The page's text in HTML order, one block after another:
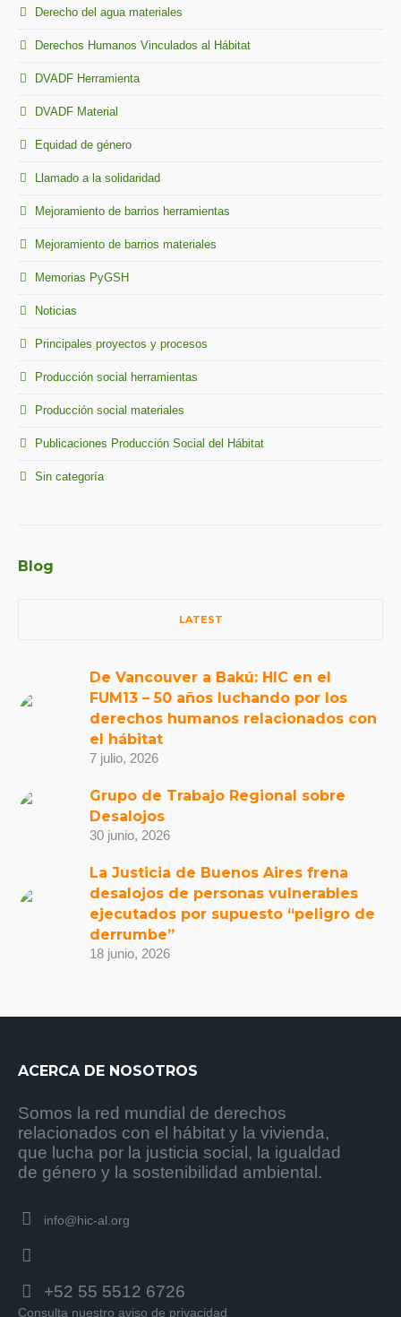
Derecho del agua materiales
Derechos Humanos Vinculados al Hábitat
DVADF Herramienta
DVADF Material
Equidad de género
Llamado a la solidaridad
Mejoramiento de barrios herramientas
Mejoramiento de barrios materiales
Memorias PyGSH
Noticias
Principales proyectos y procesos
Producción social herramientas
Producción social materiales
Publicaciones Producción Social del Hábitat
Sin categoría
Blog
LATEST
De Vancouver a Bakú: HIC en el
FUM13 – 50 años luchando por los
derechos humanos relacionados con
el hábitat
7 julio, 2026
Grupo de Trabajo Regional sobre
Desalojos
30 junio, 2026
La Justicia de Buenos Aires frena
desalojos de personas vulnerables
ejecutados por supuesto “peligro de
derrumbe”
18 junio, 2026
ACERCA DE NOSOTROS
Somos la red mundial de derechos
relacionados con el hábitat y la vivienda,
que lucha por la justicia social, la igualdad
de género y la sostenibilidad ambiental.
info@hic-al.org
+52 55 5512 6726
Consulta nuestro aviso de privacidad